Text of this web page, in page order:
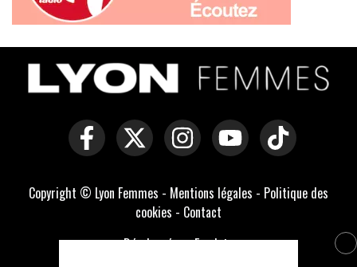
Copyright © Lyon Femmes - Mentions légales - Politique des
cookies - Contact
Développé par Everlats